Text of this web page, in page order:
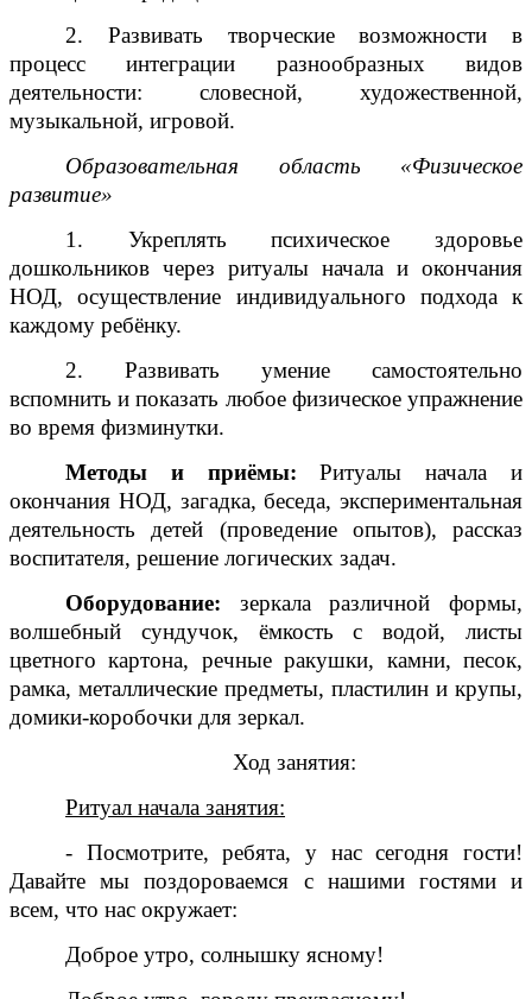
2. Развивать творческие возможности в
процесс интеграции разнообразных видов
деятельности: словесной, художественной,
музыкальной, игровой.
Образовательная область «Физическое
развитие»
1. Укреплять психическое здоровье
дошкольников через ритуалы начала и окончания
НОД, осуществление индивидуального подхода к
каждому ребёнку.
2. Развивать умение самостоятельно
вспомнить и показать любое физическое упражнение
во время физминутки.
Методы и приёмы:
Ритуалы начала и
окончания НОД, загадка, беседа, экспериментальная
деятельность детей (проведение опытов), рассказ
воспитателя, решение логических задач.
Оборудование:
зеркала различной формы,
волшебный сундучок, ёмкость с водой, листы
цветного картона, речные ракушки, камни, песок,
рамка, металлические предметы, пластилин и крупы,
домики-коробочки для зеркал.
Ход занятия:
Ритуал начала занятия:
- Посмотрите, ребята, у нас сегодня гости!
Давайте мы поздороваемся с нашими гостями и
всем, что нас окружает:
Доброе утро, солнышку ясному!